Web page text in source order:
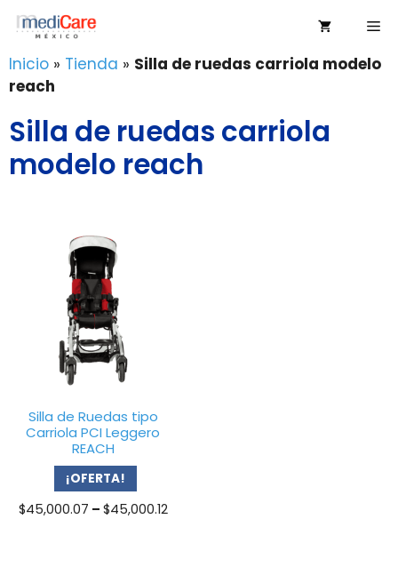
Saltar
contenido
Inicio » Tienda » Silla de ruedas carriola modelo
reach
Silla de ruedas carriola
modelo reach
Silla de Ruedas tipo
Carriola PCI Leggero
REACH
¡OFERTA!
$45,000.07 – $45,000.12Price